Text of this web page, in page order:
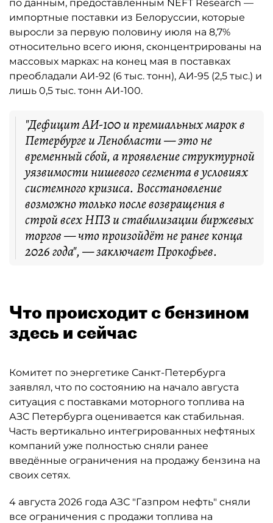
по данным, предоставленным NEFT Research —
импортные поставки из Белоруссии, которые
выросли за первую половину июля на 8,7%
относительно всего июня, сконцентрированы на
массовых марках: на конец мая в поставках
преобладали АИ-92 (6 тыс. тонн), АИ-95 (2,5 тыс.) и
лишь 0,5 тыс. тонн АИ-100.
"Дефицит АИ-100 и премиальных марок в
Петербурге и Ленобласти — это не
временный сбой, а проявление структурной
уязвимости нишевого сегмента в условиях
системного кризиса. Восстановление
возможно только после возвращения в
строй всех НПЗ и стабилизации биржевых
торгов — что произойдёт не ранее конца
2026 года", — заключает Прокофьев.
Что происходит с бензином
здесь и сейчас
Комитет по энергетике Санкт-Петербурга
заявлял, что по состоянию на начало августа
ситуация с поставками моторного топлива на
АЗС Петербурга оценивается как стабильная.
Часть вертикально интегрированных нефтяных
компаний уже полностью сняли ранее
введённые ограничения на продажу бензина на
своих сетях.
4 августа 2026 года АЗС "Газпром нефть" сняли
все ограничения с продажи топлива на